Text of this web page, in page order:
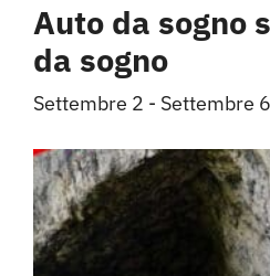
Auto da sogno
da sogno
Settembre 2 - Settembre 6